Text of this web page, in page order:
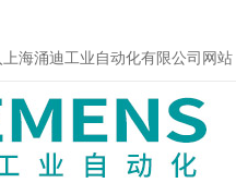
海涌迪工业自动化有限公司网站